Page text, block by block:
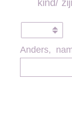
kind/
Anders,